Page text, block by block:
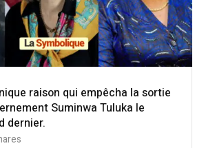
raison qui empêcha la sortie
Suminwa Tuluka le
dernier.